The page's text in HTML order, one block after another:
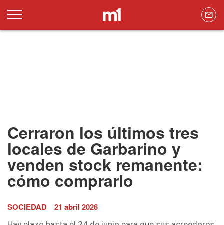
Cerraron los últimos tres
locales de Garbarino y
venden stock remanente:
cómo comprarlo
SOCIEDAD 21 abril 2026